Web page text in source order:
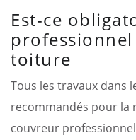
Est-ce
toiture
Tous les travaux dans
recommandés pour la
couvreur